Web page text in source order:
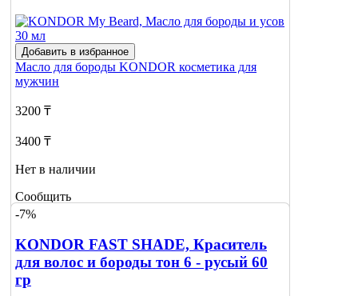
Добавить в избранное
Масло для бороды KONDOR косметика для
мужчин
3200 ₸
3400 ₸
Нет в наличии
Сообщить
о наличии
-7%
KONDOR FAST SHADE, Краситель
для волос и бороды тон 6 - русый 60
гр